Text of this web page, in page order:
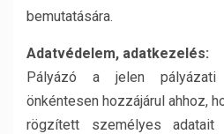
bemutatására.
Adatvédelem, adatkezelés:
Pályázó a jelen pályázati
önkéntesen hozzájárul ahhoz,
rögzített személyes